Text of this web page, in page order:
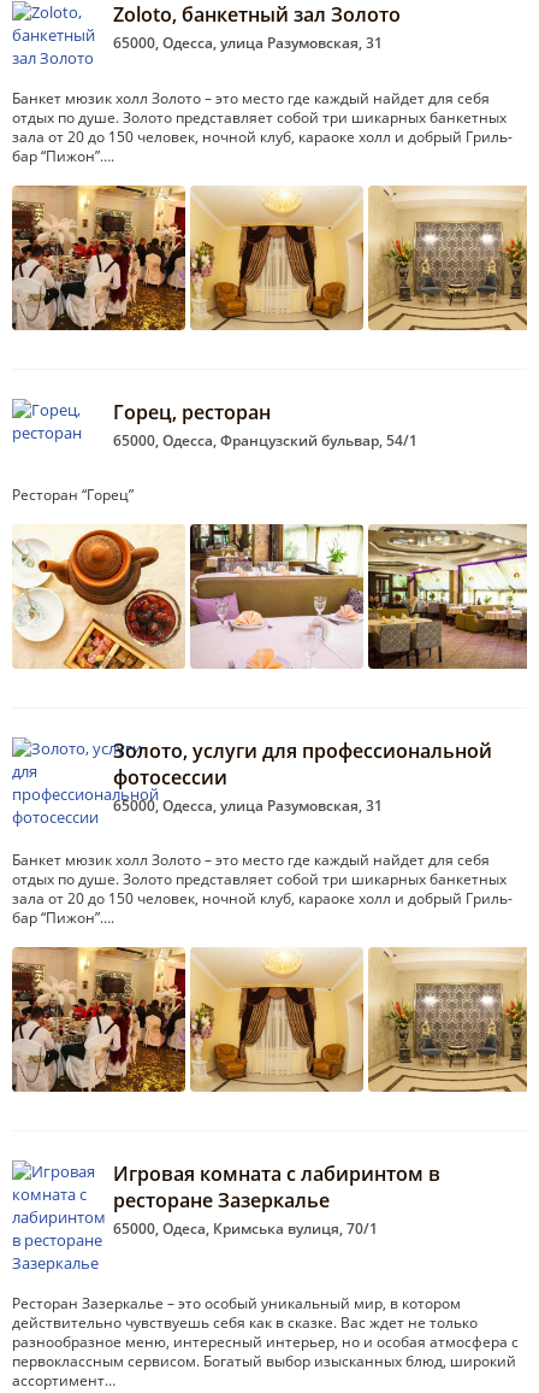
Zoloto, банкетный зал Золото
65000, Одесса, улица Разумовская, 31
Банкет мюзик холл Золото – это место где каждый найдет для себя
отдых по душе. Золото представляет собой три шикарных банкетных
зала от 20 до 150 человек, ночной клуб, караоке холл и добрый Гриль-
бар “Пижон”….
Горец, ресторан
65000, Одесса, Французский бульвар, 54/1
Ресторан “Горец”
Золото, услуги для профессиональной
фотосессии
65000, Одесса, улица Разумовская, 31
Банкет мюзик холл Золото – это место где каждый найдет для себя
отдых по душе. Золото представляет собой три шикарных банкетных
зала от 20 до 150 человек, ночной клуб, караоке холл и добрый Гриль-
бар “Пижон”….
Игровая комната с лабиринтом в
ресторане Зазеркалье
65000, Одеса, Кримська вулиця, 70/1
Ресторан Зазеркалье – это особый уникальный мир, в котором
действительно чувствуешь себя как в сказке. Вас ждет не только
разнообразное меню, интересный интерьер, но и особая атмосфера с
первоклассным сервисом. Богатый выбор изысканных блюд, широкий
ассортимент…